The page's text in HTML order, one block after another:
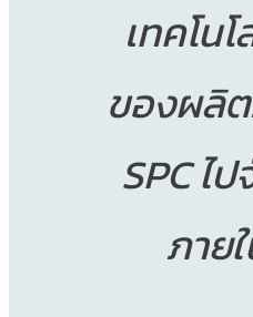
เทคโน
ของผลิ
SPC ไ
ภาย